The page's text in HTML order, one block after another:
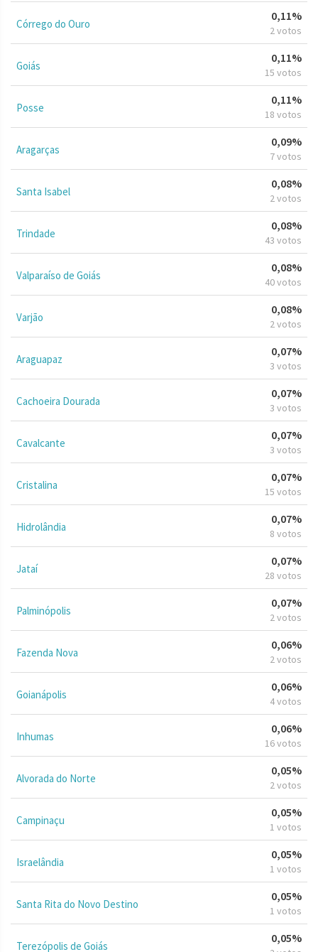
Córrego do Ouro
0,11%
2 votos
Goiás
0,11%
15 votos
Posse
0,11%
18 votos
Aragarças
0,09%
7 votos
Santa Isabel
0,08%
2 votos
Trindade
0,08%
43 votos
Valparaíso de Goiás
0,08%
40 votos
Varjão
0,08%
2 votos
Araguapaz
0,07%
3 votos
Cachoeira Dourada
0,07%
3 votos
Cavalcante
0,07%
3 votos
Cristalina
0,07%
15 votos
Hidrolândia
0,07%
8 votos
Jataí
0,07%
28 votos
Palminópolis
0,07%
2 votos
Fazenda Nova
0,06%
2 votos
Goianápolis
0,06%
4 votos
Inhumas
0,06%
16 votos
Alvorada do Norte
0,05%
2 votos
Campinaçu
0,05%
1 votos
Israelândia
0,05%
1 votos
Santa Rita do Novo Destino
0,05%
1 votos
Terezópolis de Goiás
0,05%